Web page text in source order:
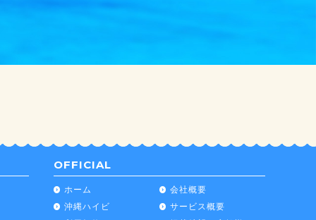
OFFICIAL
ホーム
会社概要
沖縄ハイビ
サービス概要